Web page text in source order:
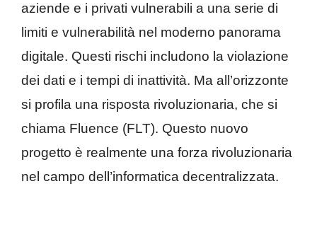
aziende e i privati vulnerabili a una serie di
limiti e vulnerabilità nel moderno panorama
digitale. Questi rischi includono la violazione
dei dati e i tempi di inattività. Ma all’orizzonte
si profila una risposta rivoluzionaria, che si
chiama Fluence (FLT). Questo nuovo
progetto è realmente una forza rivoluzionaria
nel campo dell’informatica decentralizzata.